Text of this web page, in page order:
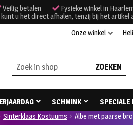
Veilig betalen
Fysieke winkel in
u het direct afhalen, tenzij bij het artikel
Onze winkel
Zoeken
naar:
SCHMINK SPECIALE
Sinterklaas Kostuums Albe met paarse